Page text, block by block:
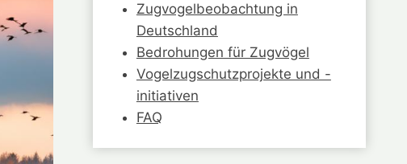
Zugvogelbeobachtung in
Deutschland
Bedrohungen für Zugvögel
Vogelzugschutzprojekte und -
initiativen
FAQ